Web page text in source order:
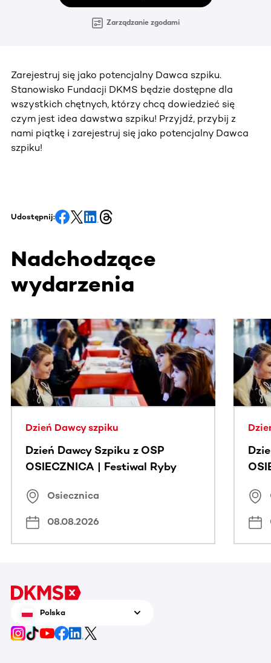
Zarządzanie zgodami
Zarejestruj się jako potencjalny Dawca szpiku.
Stanowisko Fundacji DKMS będzie dostępne dla
wszystkich chętnych, którzy chcą dowiedzieć się
czym jest idea dawstwa szpiku! Przyjdź, przybij z
nami piątkę i zarejestruj się jako potencjalny Dawca
szpiku!
Udostępnij:
Nadchodzące
wydarzenia
Ta sekcja zawiera treści przewijane w poziomie. Użyj
Dzień Dawcy szpiku
Dzień Dawcy Szpiku z OSP
OSIECZNICA | Festiwal Ryby
Osiecznica
08.08.2026
Polska